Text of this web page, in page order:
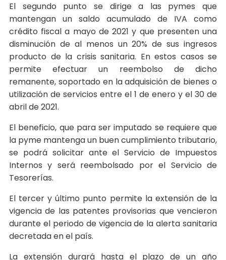
El segundo punto se dirige a las pymes que
mantengan un saldo acumulado de IVA como
crédito fiscal a mayo de 2021 y que presenten una
disminución de al menos un 20% de sus ingresos
producto de la crisis sanitaria. En estos casos se
permite efectuar un reembolso de dicho
remanente, soportado en la adquisición de bienes o
utilización de servicios entre el 1 de enero y el 30 de
abril de 2021.
El beneficio, que para ser imputado se requiere que
la pyme mantenga un buen cumplimiento tributario,
se podrá solicitar ante el Servicio de Impuestos
Internos y será reembolsado por el Servicio de
Tesorerías.
El tercer y último punto permite la extensión de la
vigencia de las patentes provisorias que vencieron
durante el periodo de vigencia de la alerta sanitaria
decretada en el país.
La extensión durará hasta el plazo de un año